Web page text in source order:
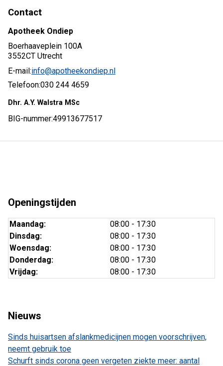
Contact
Apotheek Ondiep
Boerhaaveplein 100A
3552CT Utrecht
E-mail:info@apotheekondiep.nl
Telefoon:030 244 4659
Dhr. A.Y. Walstra MSc
BIG-nummer:49913677517
Openingstijden
Maandag:
08:00 - 17:30
Dinsdag:
08:00 - 17:30
Woensdag:
08:00 - 17:30
Donderdag:
08:00 - 17:30
Vrijdag:
08:00 - 17:30
Nieuws
Sinds huisartsen afslankmedicijnen mogen voorschrijven,
neemt gebruik toe
Schurft sinds corona geen vergeten ziekte meer: aantal